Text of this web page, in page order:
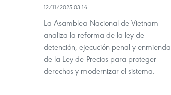
12/11/2025 03:14
La Asamblea Nacional de Vietnam
analiza la reforma de la ley de
detención, ejecución penal y enmienda
de la Ley de Precios para proteger
derechos y modernizar el sistema.